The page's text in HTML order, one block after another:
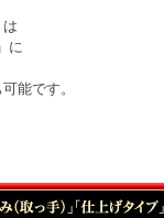
に
能です。